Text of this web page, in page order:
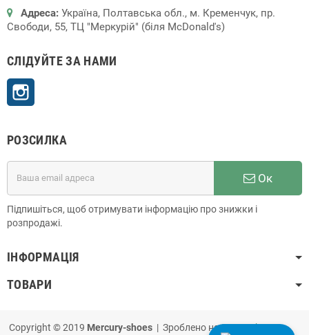
Адреса: Україна, Полтавська обл., м. Кременчук, пр.
Свободи, 55, ТЦ "Меркурій" (біля McDonald's)
СЛІДУЙТЕ ЗА НАМИ
РОЗСИЛКА
Ок
Підпишіться, щоб отримувати інформацію про знижки і
розпродажі.
ІНФОРМАЦІЯ
ТОВАРИ
Copyright © 2019 Mercury-shoes | Зроблено наPrestaShop